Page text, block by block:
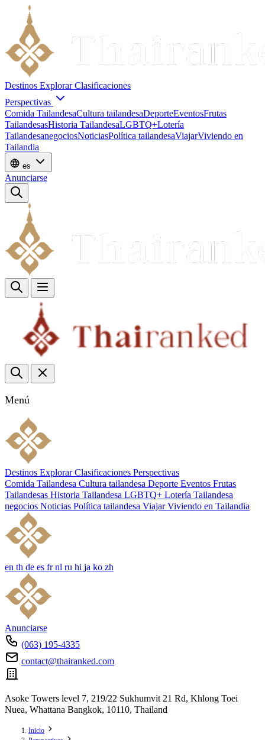
Destinos Explorar Clasificaciones
Perspectivas
Comida TailandesaCultura tailandesaDeporteEventosFrutas
TailandesasHistoria TailandesaLGBTQ+Lotería
TailandesanegociosNoticiasPolítica tailandesaViajarViviendo en
Tailandia
es
Anunciarse
Menú
Destinos Explorar Clasificaciones Perspectivas
Comida Tailandesa Cultura tailandesa Deporte Eventos Frutas
Tailandesas Historia Tailandesa LGBTQ+ Lotería Tailandesa
negocios Noticias Política tailandesa Viajar Viviendo en Tailandia
en th de es fr nl ru hi ja ko zh
Anunciarse
(063) 195-4335
contact@thairanked.com
Asoke Towers level 7, 219/22 Sukhumvit 21 Rd, Khlong Toei
Nuea, Whattana Bangkok, 10110, Thailand
Inicio